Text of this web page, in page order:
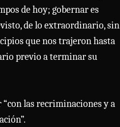
de hoy; gobernar es
de lo extraordinario, sin
que nos trajeron hasta
previo a terminar su
las recriminaciones y a